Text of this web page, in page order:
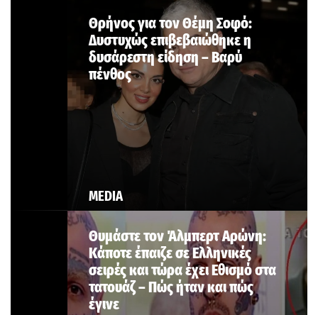
MEDIA
Θρήνος για τον Θέμη Σοφό:
Δυστυχώς επιβεβαιώθηκε η
δυσάρεστη είδηση – Βαρύ
πένθος
Θυμάστε τον Άλμπερτ Αρώνη:
Κάποτε έπαιζε σε Ελληνικές
σειρές και τώρα έχει Εθισμό στα
τατουάζ – Πώς ήταν και πώς
έγινε